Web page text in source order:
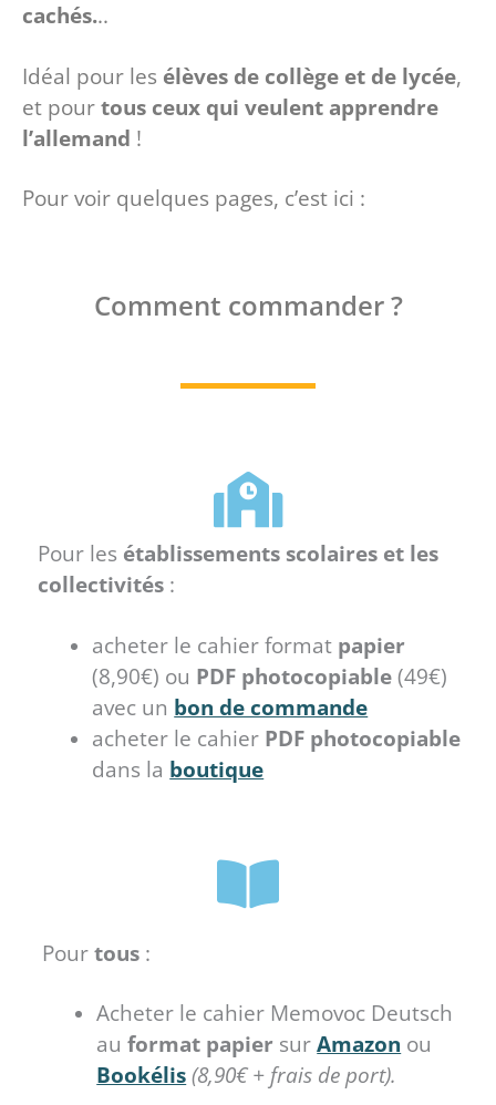
cachés...
Idéal pour les élèves de collège et de lycée,
et pour tous ceux qui veulent apprendre
l’allemand !
Pour voir quelques pages, c’est ici :
Comment commander ?
Pour les établissements scolaires et les
collectivités :
acheter le cahier format papier
(8,90€) ou PDF photocopiable(49€)
avec un bon de commande
acheter le cahier PDF photocopiable
dans la boutique
Pour tous :
Acheter le cahier Memovoc Deutsch
auformat papier surAmazon ou
Bookélis (8,90€ + frais de port).